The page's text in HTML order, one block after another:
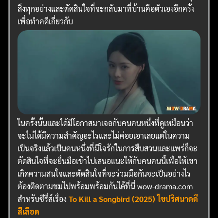
สิ่งทุกอย่างและตัดสินใจที่จะกลับมาที่บ้านคือตัวเองอีกครั้ง
เพื่อทำคดีเกี่ยวกับ
ในครั้งนั้นและได้มีโอกาสมาเจอกับคนคนหนึ่งที่ดูเหมือนว่า
จะไม่ได้มีความสำคัญอะไรและไม่ค่อยเอาเลยแต่ในความ
เป็นจริงแล้วเป็นคนหนึ่งที่มีใจรักในการสืบสวนและแพร่ก็จะ
ตัดสินใจที่จะยื่นมือเข้าไปเสนอแนะให้กับคนคนนี้เพื่อให้เขา
เกิดความสนใจและตัดสินใจที่จะร่วมมือกันจะเป็นอย่างไร
ต้องติดตามชมไปพร้อมพร้อมกันได้ที่นี่ wow-drama.com
สำหรับซีรี่ส์เรื่องTo Kill a Songbird (2025) ไขปริศนาคดี
สีเลือด